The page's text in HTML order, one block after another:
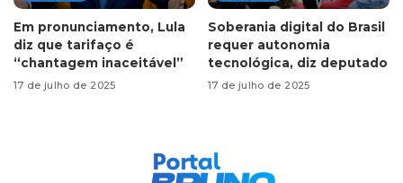
Em pronunciamento, Lula
diz que tarifaço é
“chantagem inaceitável”
17 de julho de 2025
Soberania digital do Brasil
requer autonomia
tecnológica, diz deputado
17 de julho de 2025